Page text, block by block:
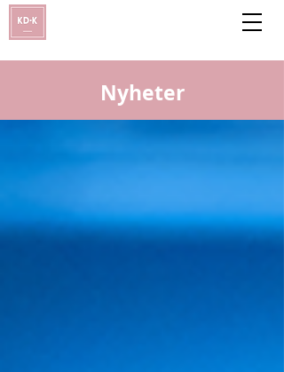
Nyheter